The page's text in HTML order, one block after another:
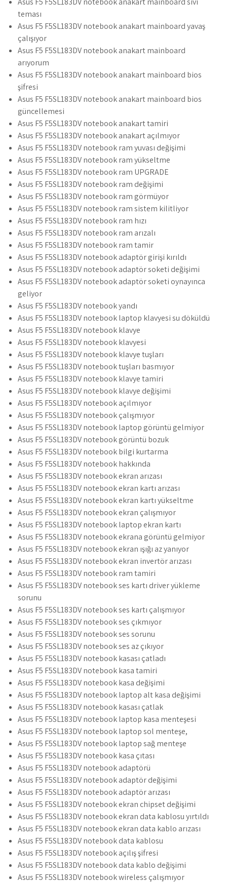
teması
Asus F5 F5SL183DV notebook anakart mainboard yavaş
çalışıyor
Asus F5 F5SL183DV notebook anakart mainboard
arıyorum
Asus F5 F5SL183DV notebook anakart mainboard bios
şifresi
Asus F5 F5SL183DV notebook anakart mainboard bios
güncellemesi
Asus F5 F5SL183DV notebook anakart tamiri
Asus F5 F5SL183DV notebook anakart açılmıyor
Asus F5 F5SL183DV notebook ram yuvası değişimi
Asus F5 F5SL183DV notebook ram yükseltme
Asus F5 F5SL183DV notebook ram UPGRADE
Asus F5 F5SL183DV notebook ram değişimi
Asus F5 F5SL183DV notebook ram görmüyor
Asus F5 F5SL183DV notebook ram sistem kilitliyor
Asus F5 F5SL183DV notebook ram hızı
Asus F5 F5SL183DV notebook ram arızalı
Asus F5 F5SL183DV notebook ram tamir
Asus F5 F5SL183DV notebook adaptör girişi kırıldı
Asus F5 F5SL183DV notebook adaptör soketi değişimi
Asus F5 F5SL183DV notebook adaptör soketi oynayınca
geliyor
Asus F5 F5SL183DV notebook yandı
Asus F5 F5SL183DV notebook laptop klavyesi su döküldü
Asus F5 F5SL183DV notebook klavye
Asus F5 F5SL183DV notebook klavyesi
Asus F5 F5SL183DV notebook klavye tuşları
Asus F5 F5SL183DV notebook tuşları basmıyor
Asus F5 F5SL183DV notebook klavye tamiri
Asus F5 F5SL183DV notebook klavye değişimi
Asus F5 F5SL183DV notebook açılmıyor
Asus F5 F5SL183DV notebook çalışmıyor
Asus F5 F5SL183DV notebook laptop görüntü gelmiyor
Asus F5 F5SL183DV notebook görüntü bozuk
Asus F5 F5SL183DV notebook bilgi kurtarma
Asus F5 F5SL183DV notebook hakkında
Asus F5 F5SL183DV notebook ekran arızası
Asus F5 F5SL183DV notebook ekran kartı arızası
Asus F5 F5SL183DV notebook ekran kartı yükseltme
Asus F5 F5SL183DV notebook ekran çalışmıyor
Asus F5 F5SL183DV notebook laptop ekran kartı
Asus F5 F5SL183DV notebook ekrana görüntü gelmiyor
Asus F5 F5SL183DV notebook ekran ışığı az yanıyor
Asus F5 F5SL183DV notebook ekran invertör arızası
Asus F5 F5SL183DV notebook ram tamiri
Asus F5 F5SL183DV notebook ses kartı driver yükleme
sorunu
Asus F5 F5SL183DV notebook ses kartı çalışmıyor
Asus F5 F5SL183DV notebook ses çıkmıyor
Asus F5 F5SL183DV notebook ses sorunu
Asus F5 F5SL183DV notebook ses az çıkıyor
Asus F5 F5SL183DV notebook kasası çatladı
Asus F5 F5SL183DV notebook kasa tamiri
Asus F5 F5SL183DV notebook kasa değişimi
Asus F5 F5SL183DV notebook laptop alt kasa değişimi
Asus F5 F5SL183DV notebook kasası çatlak
Asus F5 F5SL183DV notebook laptop kasa menteşesi
Asus F5 F5SL183DV notebook laptop sol menteşe,
Asus F5 F5SL183DV notebook laptop sağ menteşe
Asus F5 F5SL183DV notebook kasa çıtası
Asus F5 F5SL183DV notebook adaptörü
Asus F5 F5SL183DV notebook adaptör değişimi
Asus F5 F5SL183DV notebook adaptör arızası
Asus F5 F5SL183DV notebook ekran chipset değişimi
Asus F5 F5SL183DV notebook ekran data kablosu yırtıldı
Asus F5 F5SL183DV notebook ekran data kablo arızası
Asus F5 F5SL183DV notebook data kablosu
Asus F5 F5SL183DV notebook açılış şifresi
Asus F5 F5SL183DV notebook data kablo değişimi
Asus F5 F5SL183DV notebook wireless çalışmıyor